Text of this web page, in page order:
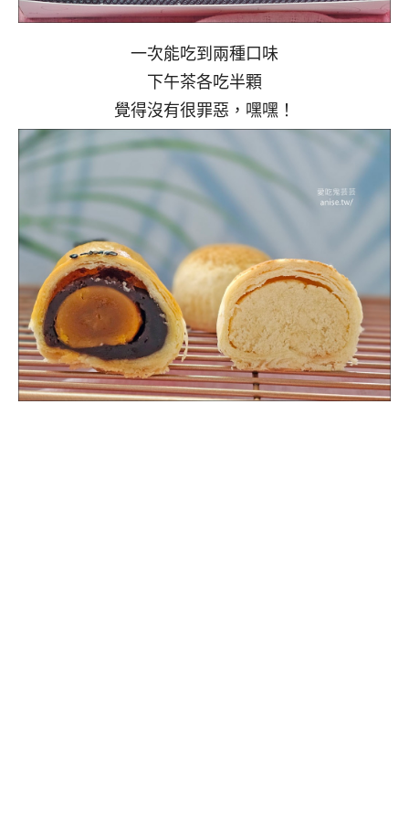
一次能吃到兩種口味
下午茶各吃半顆
覺得沒有很罪惡，嘿嘿！